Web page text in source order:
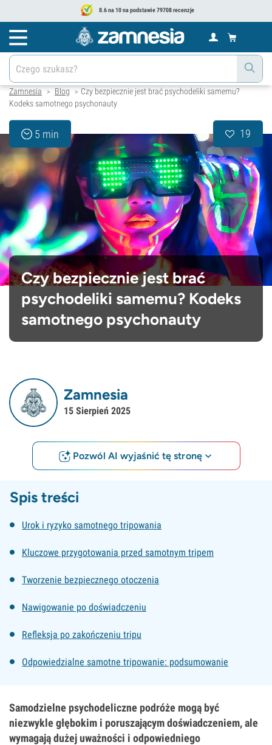
8.6 na 10 na podstawie 79708 recenzje
Zamnesia > Blog > Czy bezpiecznie jest brać psychodeliki samemu?
Kodeks samotnego psychonauty
5 min 19
Czy bezpiecznie jest brać
psychodeliki samemu? Kodeks
samotnego psychonauty
Zamnesia
15 Sierpień 2025
Pozwól AI wyjaśnić tę stronę
Spis treści
Urok i ryzyko samotnego tripowania
Kluczowe przygotowania przed samotnym tripem
Tworzenie bezpiecznego otoczenia
Nawigowanie po doświadczeniu
Refleksja po zakończeniu tripu
Odpowiedzialne samotne tripowanie: podsumowanie
Samodzielne psychodeliczne podróże mogą być
niezwykle głębokim i poruszającym doświadczeniem, ale
wymagają dużej uważności i odpowiedniego